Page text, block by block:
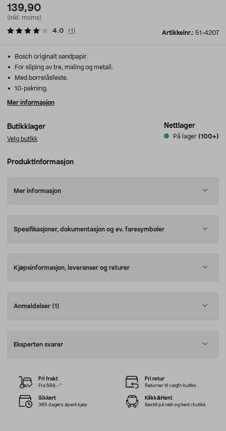
139,90
(inkl. moms)
Artikkelnr.: 51-4207
4.0 (1 )
Butikklager
Velg butikk
Nettlager
På lager (100+)
Bosch originalt sandpapir.
For sliping av tre, maling og metall.
Med borrelåsfeste.
10-pakning.
Mer informasjon
Produktinformasjon
Mer informasjon
Spesifikasjoner, dokumentasjon og ev. faresymboler
Kjøpsinformasjon, leveranser og returer
Anmeldelser (1)
Eksperten svarer
Fri frakt
Fra 599,–*
Fri retur
Returner til valgfri butikk
Sikkert
365 dagers åpent kjøp
Klikk&Hent
Bestill på nett og hent i butikk